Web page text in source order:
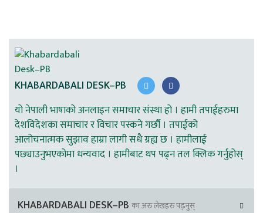
KHABARDABALI DESK–PB
यो नेपाली भाषाको अनलाइन समाचार संस्था हो । हामी तपाईहरुमा
देशविदेशका समाचार र विचार पस्कने गर्छौ । तपाईको
आलोचनात्मक सुझाव हाम्रा लागी सधै ग्रह्य छ । हामीलाई
पछ्याउनुभएकोमा धन्यवाद । हामीबाट थप पढ्न तल क्लिक गर्नुहोस्
।
KHABARDABALI DESK–PB का अरु लेखहरु पढ्नुस्